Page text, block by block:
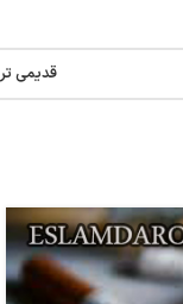
قدیمی تر